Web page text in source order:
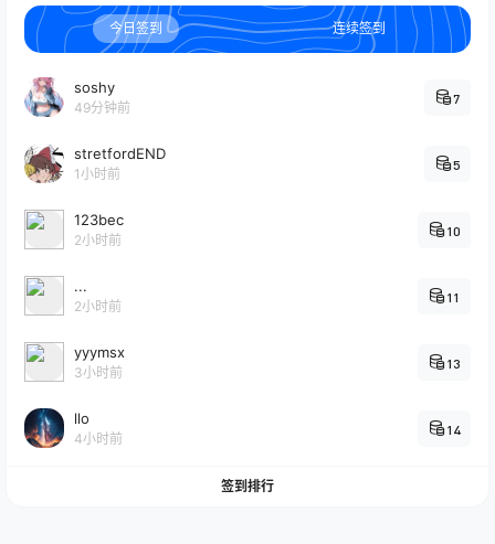
今日签到 连续签到
soshy
49分钟前
7
stretfordEND
1小时前
5
123bec
2小时前
10
...
2小时前
11
yyymsx
3小时前
13
llo
4小时前
14
签到排行